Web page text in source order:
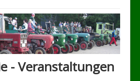
- Veranstaltungen